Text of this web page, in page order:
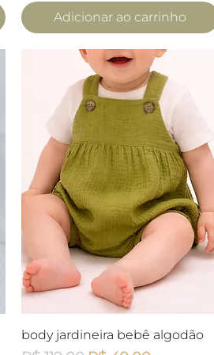
Adicionar ao carrinho
Visualização rápida
body jardineira bebê algodão